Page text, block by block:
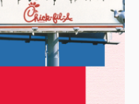
오운완(오늘운동완료)
말입니다. 맥도날드가 여전히